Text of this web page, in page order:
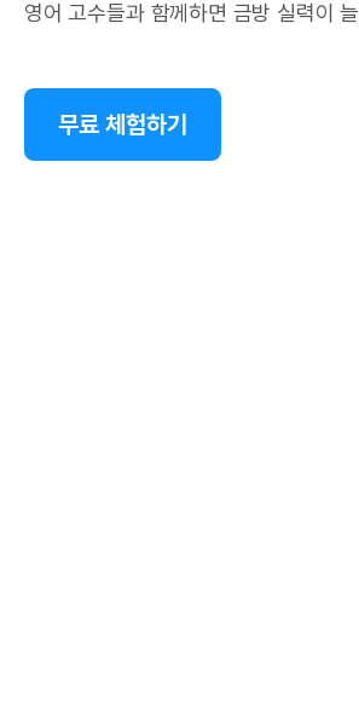
영어 고수들과 함께하면 금방 실력이
무료 체험하기